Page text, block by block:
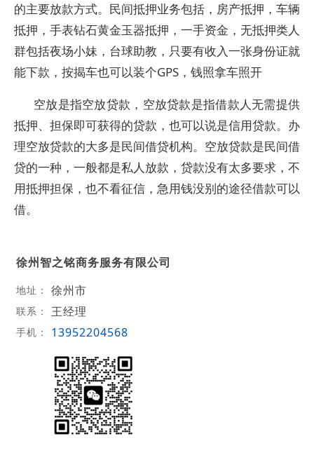
的主要放款方式。民间抵押业务包括，房产抵押，车辆
抵押，手表钻石黄金玉器抵押，一手资金，无抵押类人
群包括夜场小妹，台球助教，只要有收入一张身份证就
能下款，按揭车也可以装个GPS，钱照拿车照开
空放是指空放贷款，空放贷款是指借款人无需提供
抵押、担保即可获得的贷款，也可以说是信用贷款。办
理空放贷款的大多是民间借贷机构。空放贷款是民间借
贷的一种，一般都是私人放款，贷款没有太多要求，不
用抵押担保，也不看征信，急用钱没别的途径借款可以
借。
徐州智之铭商务服务有限公司
地址： 徐州市
联系： 王经理
手机： 13952204568